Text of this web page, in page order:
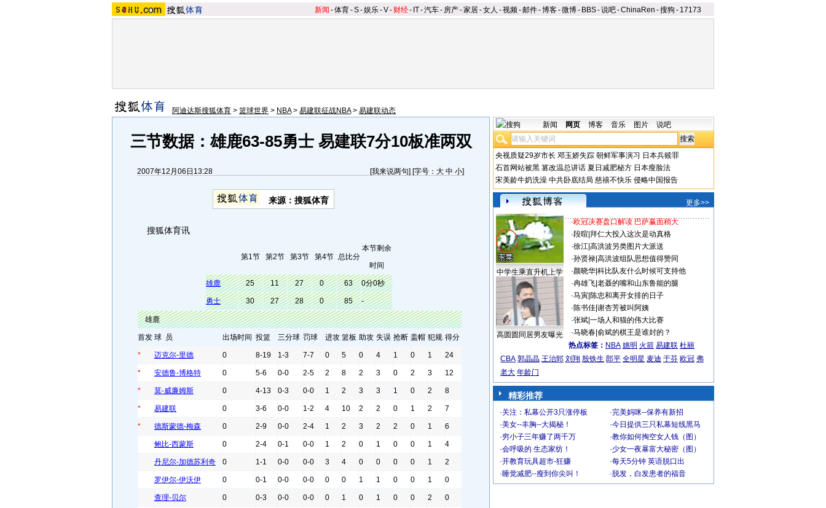
新闻 -体育-S-娱乐-V- 财经- IT-汽车- 房产-家居-女人 -视频-邮件-博客-微博- BBS-说吧-ChinaRen -搜狗 - 17173
阿迪达斯搜狐体育 > 篮球世界 > NBA> 易建联征战NBA> 易建联动态
三节数据：雄鹿63-85勇士 易建联7分10板准两双
2007年12月06日13:28 [我来说两句] [字号： 大 中 小]
来源：搜狐体育
搜狐体育讯
第1节 第2节 第3节 第4节 总比分
本节剩余
时间
雄鹿 25 11 27 0 63 0分0秒
勇士 30 27 28 0 85 -
雄鹿
首发 球 员 出场时间 投篮 三分球 罚球 进攻 篮板 助攻 失误 抢断 盖帽 犯规 得分
* 迈克尔-里德 0 8-19 1-3 7-7 0 5 0 4 1 0 1 24
* 安德鲁-博格特 0 5-6 0-0 2-5 2 8 2 3 0 2 3 12
* 莫-威廉姆斯 0 4-13 0-3 0-0 1 2 3 3 1 0 2 8
* 易建联 0 3-6 0-0 1-2 4 10 2 2 0 1 2 7
* 德斯蒙德-梅森 0 2-9 0-0 2-4 1 2 3 2 2 0 1 6
鲍比-西蒙斯 0 2-4 0-1 0-0 1 2 0 1 0 0 1 4
丹尼尔-加德苏利奇 0 1-1 0-0 0-0 3 4 0 0 0 0 1 2
罗伊尔-伊沃伊 0 0-1 0-0 0-0 0 0 1 1 0 0 1 0
查理-贝尔 0 0-3 0-0 0-0 0 1 0 1 0 0 2 0
新闻 网页 博客 音乐 图片 说吧
央视质疑29岁市长 邓玉娇失踪 朝鲜军事演习 日本兵赎罪
石首网站被黑 篡改温总讲话 夏日减肥秘方 日本瘦脸法
宋美龄牛奶洗澡 中共卧底结局 慈禧不快乐 侵略中国报告
更多>>
中学生乘直升机上学
高圆圆同居男友曝光
·欧冠决赛盘口解读 巴萨赢面稍大
·段暄 拜仁大投入这次是动真格
·徐江| 高洪波另类图片大派送
·孙贤禄| 高洪波组队思想值得赞同
·颜晓华| 科比队友什么时候可支持他
·冉雄飞| 老聂的嘴和山东鲁能的腿
·马寅| 陈忠和离开女排的日子
·陈书佳| 谢杏芳被叫阿姨
·张斌| 一场人和猫的伟大比赛
·马晓春| 俞斌的棋王是谁封的？
热点标签： NBA 姚明 火箭 易建联 杜丽
CBA 郭晶晶 王治郅 刘翔 殷铁生 郎平 全明星 麦迪 于芬 欧冠 弗
老大 年龄门
精彩推荐
·关注：私幕公开3只涨停板 ·完美妈咪--保养有新招
·美女--丰胸--大揭秘！ ·今日提供三只私幕短线黑马
·穷小子三年赚了两千万 ·教你如何掏空女人钱（图）
·会呼吸的 生态家纺！ ·少女一夜暴富大秘密（图）
·开教育玩具超市-狂赚 ·每天5分钟 英语脱口出
·睡觉减肥--瘦到你尖叫！ · 脱发，白发患者的福音